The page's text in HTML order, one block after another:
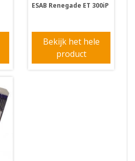
ESAB Renegade ET 300iP
Bekijk het hele
product